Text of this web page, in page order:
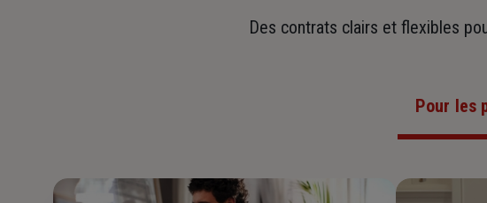
Des contrats clairs et flexibles
Pour les